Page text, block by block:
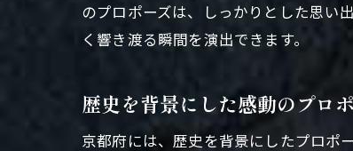
のプロポーズは、しっかりとした思い
く響き渡る瞬間を演出できます。
歴史を背景にした感動のプロ
京都府には、歴史を背景にしたプロポ